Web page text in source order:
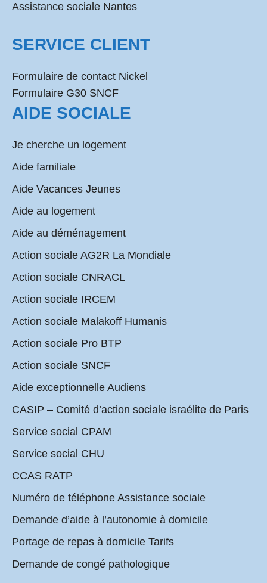
Assistance sociale Nantes
SERVICE CLIENT
Formulaire de contact Nickel
Formulaire G30 SNCF
AIDE SOCIALE
Je cherche un logement
Aide familiale
Aide Vacances Jeunes
Aide au logement
Aide au déménagement
Action sociale AG2R La Mondiale
Action sociale CNRACL
Action sociale IRCEM
Action sociale Malakoff Humanis
Action sociale Pro BTP
Action sociale SNCF
Aide exceptionnelle Audiens
CASIP – Comité d’action sociale israélite de Paris
Service social CPAM
Service social CHU
CCAS RATP
Numéro de téléphone Assistance sociale
Demande d’aide à l’autonomie à domicile
Portage de repas à domicile Tarifs
Demande de congé pathologique